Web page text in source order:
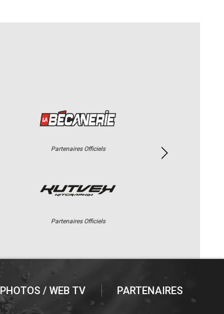
Partenaires Officiels
PHOTOS / WEB TV PARTENAIRES